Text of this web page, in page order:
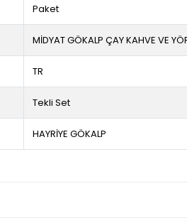
Paket
MİDYAT GÖKALP ÇAY KAHVE VE
TR
Tekli Set
HAYRİYE GÖKALP